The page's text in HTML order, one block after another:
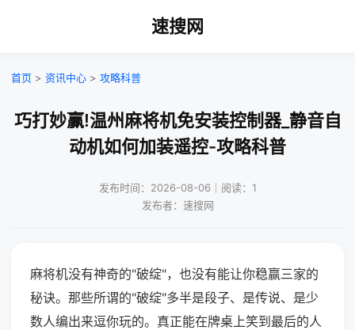
速搜网
首页 > 资讯中心 > 攻略科普
巧打妙赢!温州麻将机免安装控制器_静音自
动机如何加装遥控-攻略科普
发布时间：2026-08-06｜阅读：1
发布者：速搜网
麻将机没有神奇的"破绽"，也没有能让你稳赢三家的
秘诀。那些所谓的"破绽"多半是段子、是传说、是少
数人编出来逗你玩的。真正能在牌桌上笑到最后的人